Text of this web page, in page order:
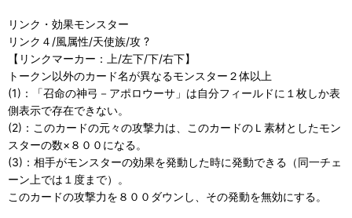
リンク・効果モンスター
リンク４/風属性/天使族/攻 ?
【リンクマーカー：上/左下/下/右下】
トークン以外のカード名が異なるモンスター２体以上
(1)：「召命の神弓－アポロウーサ」は自分フィールドに１枚しか表
側表示で存在できない。
(2)：このカードの元々の攻撃力は、このカードのＬ素材としたモン
スターの数×８００になる。
(3)：相手がモンスターの効果を発動した時に発動できる（同一チェ
ーン上では１度まで）。
このカードの攻撃力を８００ダウンし、その発動を無効にする。